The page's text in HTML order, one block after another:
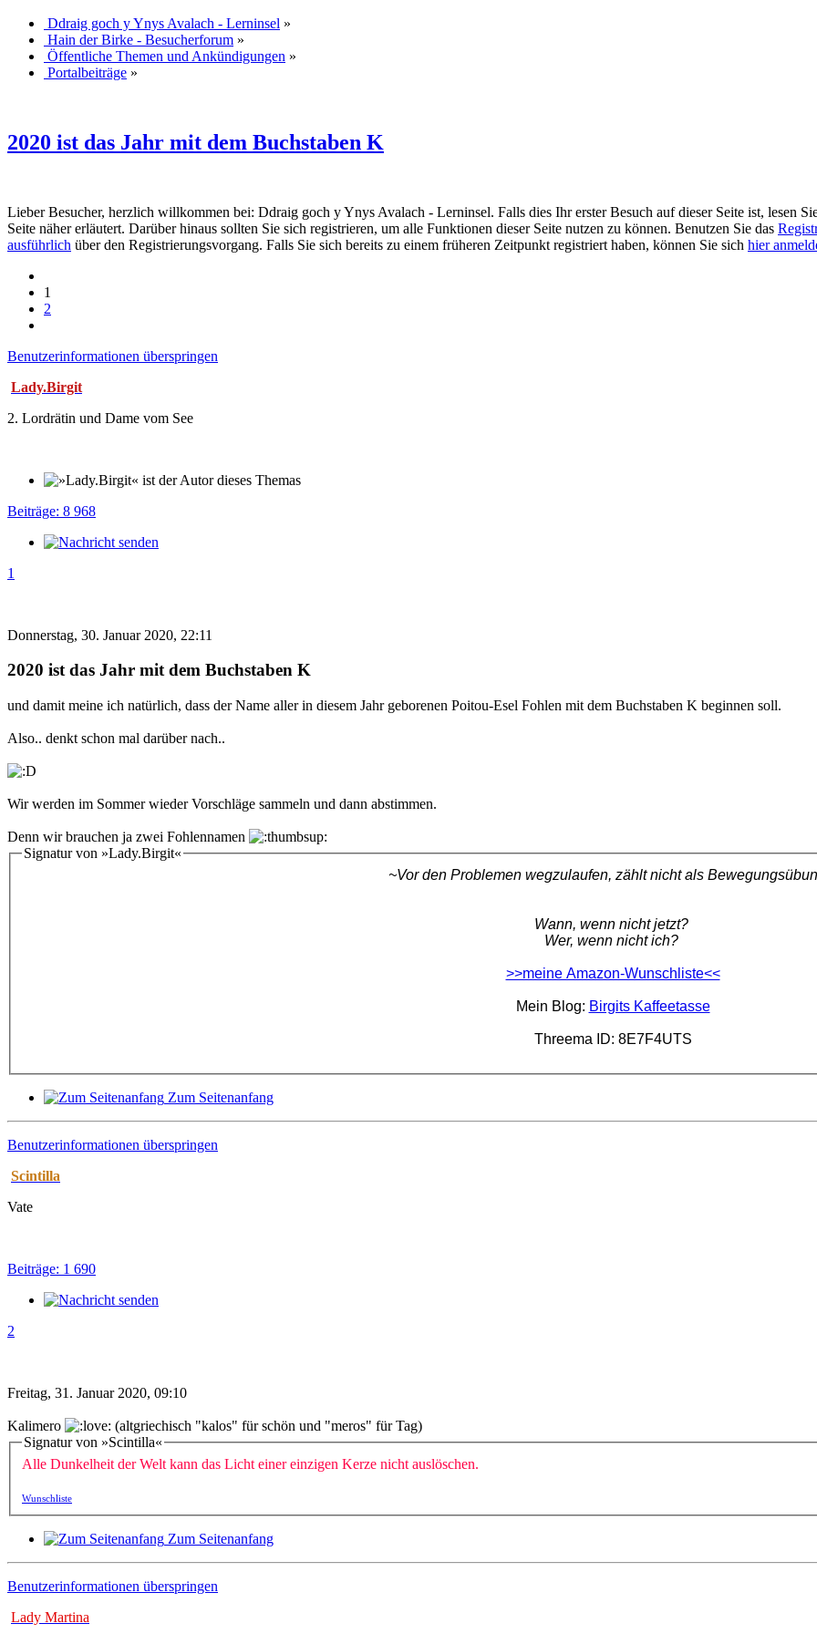
Ddraig goch y Ynys Avalach - Lerninsel »
Hain der Birke - Besucherforum »
Öffentliche Themen und Ankündigungen »
Portalbeiträge »
2020 ist das Jahr mit dem Buchstaben K
Lieber Besucher, herzlich willkommen bei: Ddraig goch y Ynys Avalach - Lerninsel. Falls dies Ihr erster Besuch auf dieser Seite ist, lesen
Seite näher erläutert. Darüber hinaus sollten Sie sich registrieren, um alle Funktionen dieser Seite nutzen zu können. Benutzen Sie das
ausführlich über den Registrierungsvorgang. Falls Sie sich bereits zu einem früheren Zeitpunkt registriert haben, können Sie sich hier
1
2
Benutzerinformationen überspringen
Lady.Birgit
2. Lordrätin und Dame vom See
Beiträge: 8 968
1
Donnerstag, 30. Januar 2020, 22:11
2020 ist das Jahr mit dem Buchstaben K
und damit meine ich natürlich, dass der Name aller in diesem Jahr geborenen Poitou-Esel Fohlen mit dem Buchstaben K beginnen soll.
Also.. denkt schon mal darüber nach..
Wir werden im Sommer wieder Vorschläge sammeln und dann abstimmen.
Denn wir brauchen ja zwei Fohlennamen
Signatur von »Lady.Birgit«
~Vor den Problemen wegzulaufen, zählt nicht als
Wann, wenn nicht jetzt?
Wer, wenn nicht ich?
>>meine Amazon-Wunschliste<<
Mein Blog: Birgits Kaffeetasse
Threema ID: 8E7F4UTS
Zum Seitenanfang
Benutzerinformationen überspringen
Scintilla
Vate
Beiträge: 1 690
2
Freitag, 31. Januar 2020, 09:10
Kalimero
(altgriechisch "kalos" für schön und "meros" für Tag)
Signatur von »Scintilla«
Alle Dunkelheit der Welt kann das Licht einer einzigen Kerze nicht auslöschen.
Wunschliste
Zum Seitenanfang
Benutzerinformationen überspringen
Lady Martina